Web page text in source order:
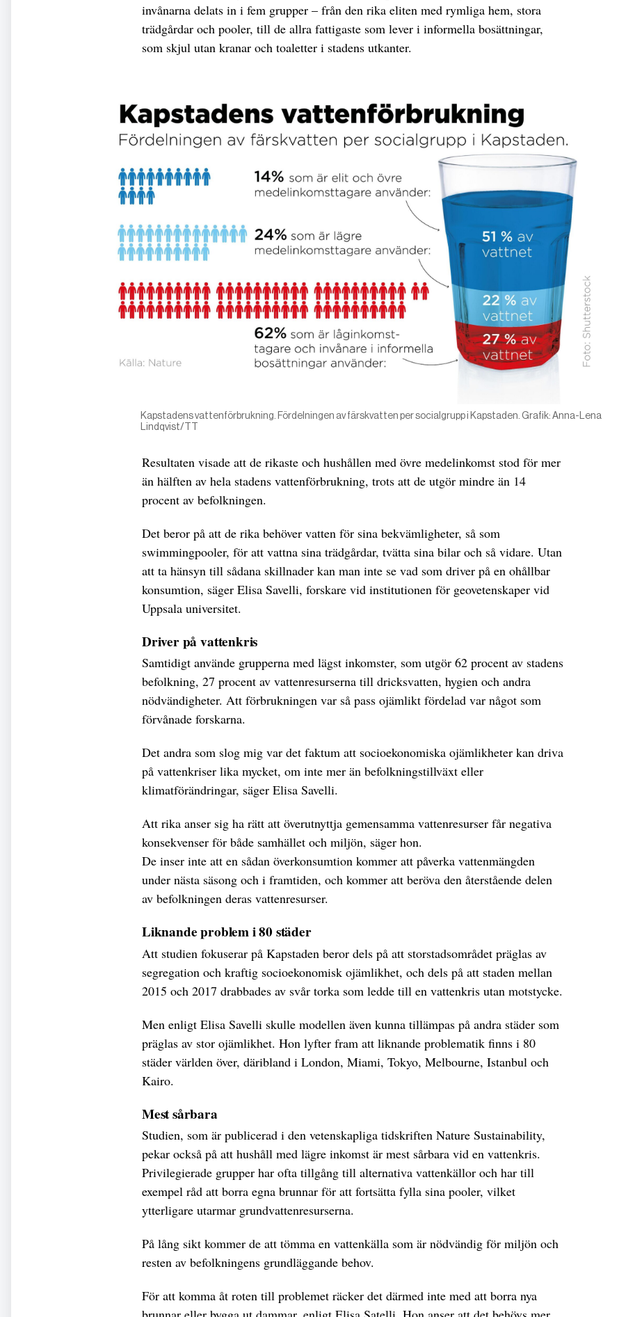
invånarna delats in i fem grupper – från den rika eliten med rymliga hem, stora
trädgårdar och pooler, till de allra fattigaste som lever i informella bosättningar,
som skjul utan kranar och toaletter i stadens utkanter.
Kapstadens vattenförbrukning. Fördelningen av färskvatten per socialgrupp i Kapstaden. Grafik: Anna-Lena
Lindqvist/TT
Resultaten visade att de rikaste och hushållen med övre medelinkomst stod för mer
än hälften av hela stadens vattenförbrukning, trots att de utgör mindre än 14
procent av befolkningen.
Det beror på att de rika behöver vatten för sina bekvämligheter, så som
swimmingpooler, för att vattna sina trädgårdar, tvätta sina bilar och så vidare. Utan
att ta hänsyn till sådana skillnader kan man inte se vad som driver på en ohållbar
konsumtion, säger Elisa Savelli, forskare vid institutionen för geovetenskaper vid
Uppsala universitet.
Driver på vattenkris
Samtidigt använde grupperna med lägst inkomster, som utgör 62 procent av stadens
befolkning, 27 procent av vattenresurserna till dricksvatten, hygien och andra
nödvändigheter. Att förbrukningen var så pass ojämlikt fördelad var något som
förvånade forskarna.
Det andra som slog mig var det faktum att socioekonomiska ojämlikheter kan driva
på vattenkriser lika mycket, om inte mer än befolkningstillväxt eller
klimatförändringar, säger Elisa Savelli.
Att rika anser sig ha rätt att överutnyttja gemensamma vattenresurser får negativa
konsekvenser för både samhället och miljön, säger hon.
De inser inte att en sådan överkonsumtion kommer att påverka vattenmängden
under nästa säsong och i framtiden, och kommer att beröva den återstående delen
av befolkningen deras vattenresurser.
Liknande problem i 80 städer
Att studien fokuserar på Kapstaden beror dels på att storstadsområdet präglas av
segregation och kraftig socioekonomisk ojämlikhet, och dels på att staden mellan
2015 och 2017 drabbades av svår torka som ledde till en vattenkris utan motstycke.
Men enligt Elisa Savelli skulle modellen även kunna tillämpas på andra städer som
präglas av stor ojämlikhet. Hon lyfter fram att liknande problematik finns i 80
städer världen över, däribland i London, Miami, Tokyo, Melbourne, Istanbul och
Kairo.
Mest sårbara
Studien, som är publicerad i den vetenskapliga tidskriften Nature Sustainability,
pekar också på att hushåll med lägre inkomst är mest sårbara vid en vattenkris.
Privilegierade grupper har ofta tillgång till alternativa vattenkällor och har till
exempel råd att borra egna brunnar för att fortsätta fylla sina pooler, vilket
ytterligare utarmar grundvattenresurserna.
På lång sikt kommer de att tömma en vattenkälla som är nödvändig för miljön och
resten av befolkningens grundläggande behov.
För att komma åt roten till problemet räcker det därmed inte med att borra nya